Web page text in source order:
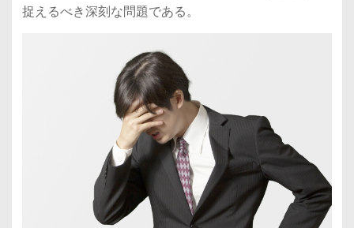
捉えるべき深刻な問題である。